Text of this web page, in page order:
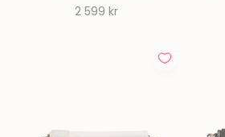
REA-pris
2 599 kr